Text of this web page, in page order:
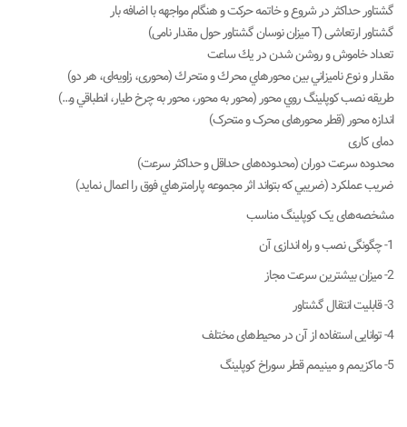
ﮔﺸﺘﺎﻭﺭ ﺣﺪﺍﻛﺜﺮ ﺩﺭ ﺷﺮﻭﻉ ﻭ ﺧﺎﺗﻤﻪ ﺣﺮﻛﺖ ﻭ ﻫﻨﮕﺎﻡ ﻣﻮﺍﺟﻬﻪ ﺑﺎ ﺍﺿﺎﻓﻪ ﺑﺎر
گشتاور ارتعاشی (T میزان نوسان گشتاور حول مقدار نامی)
ﺗﻌﺪﺍﺩ ﺧﺎﻣﻮﺵ ﻭ ﺭﻭﺷﻦ ﺷﺪﻥ ﺩﺭ ﻳﻚ ﺳﺎﻋﺖ
ﻣﻘﺪﺍﺭ ﻭ ﻧﻮﻉ ﻧﺎﻣﻴﺰﺍﻧﻲ ﺑﻴﻦ ﻣﺤﻮﺭﻫﺎﻱ ﻣﺤﺮﻙ ﻭ ﻣﺘﺤﺮﻙ (محوری، زاویه‌­ای، هر دو)
ﻃﺮﻳﻘﻪ ﻧﺼﺐ ﻛﻮﭘﻠﻴﻨﮓ ﺭﻭﻱ ﻣﺤﻮﺭ (ﻣﺤﻮﺭ ﺑﻪ ﻣﺤﻮﺭ، ﻣﺤﻮﺭ ﺑﻪ ﭼﺮﺥ ﻃﻴﺎﺭ، ﺍﻧﻄﺒﺎﻗﻲ ﻭ…)
ﺍﻧﺪﺍﺯﻩ ﻣﺤﻮﺭ (قطر محورهای محرک و متحرک)
دمای کاری
محدوده ﺳﺮﻋﺖ ﺩﻭﺭﺍﻥ (ﻣﺤﺪﻭﺩﻩﻫﺎی ﺣﺪﺍﻗﻞ ﻭ ﺣﺪﺍﻛﺜﺮ ﺳﺮﻋت)
ﺿﺮﻳﺐ ﻋﻤﻠﻜﺮﺩ (ﺿﺮﻳﺒﻲ ﻛﻪ ﺑﺘﻮﺍﻧﺪ ﺍﺛﺮ ﻣﺠﻤﻮﻋﻪ ﭘﺎﺭﺍﻣﺘﺮﻫﺎﻱ ﻓﻮﻕ ﺭﺍ ﺍﻋﻤﺎﻝ ﻧﻤﺎﻳﺪ)
مشخصه­‌های یک کوپلینگ مناسب
1- چگونگی نصب و راه اندازی آن
2- میزان بیشترین سرعت مجاز
3- قابلیت انتقال گشتاور
4- توانایی استفاده از آن در محیط­‌های مختلف
5- ماکزیمم و مینیمم قطر سوراخ کوپلینگ